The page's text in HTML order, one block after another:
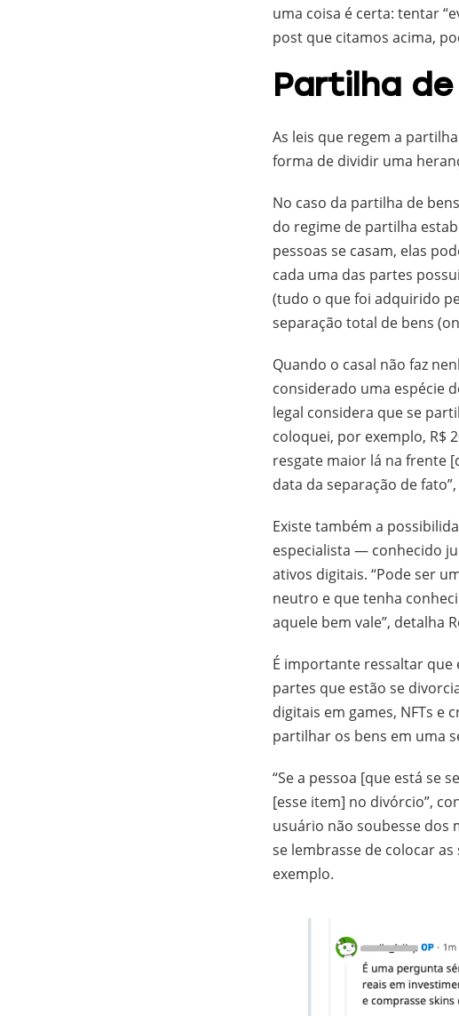
uma coisa é certa: tentar
post que citamos acima,
Partilha
As leis que regem a
forma de dividir uma
No caso da partilha de
do regime de partilha
pessoas se casam, elas
cada uma das partes
(tudo o que foi adquirido
separação total de bens
Quando o casal não faz
considerado uma espécie
legal considera que se
coloquei, por exemplo, R$
resgate maior lá na frente
data da separação de
Existe também a
especialista — conhecido
ativos digitais. “Pode ser
neutro e que tenha
aquele bem vale”, detalha
É importante ressaltar que
partes que estão se
digitais em games, NFTs e
partilhar os bens em uma
“Se a pessoa [que está se
[esse item] no divórcio”,
usuário não soubesse dos
se lembrasse de colocar
exemplo.